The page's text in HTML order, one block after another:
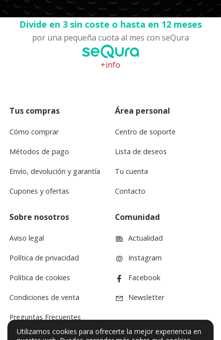
Divide en 3 sin coste o hasta en 12 meses
por una pequeña cuota al mes con seQura
+info
Tus compras
Cómo comprar
Métodos de pago
Envío, devolución y garantía
Cupones y ofertas
Área personal
Centro de soporte
Lista de deseos
Tu cuenta
Contacto
Sobre nosotros
Aviso legal
Política de privacidad
Política de cookies
Condiciones de venta
Preguntas Frecuentes
Comunidad
Actualidad
Instagram
Facebook
Newsletter
Utilizamos cookies para ofrecerte la mejor experiencia en